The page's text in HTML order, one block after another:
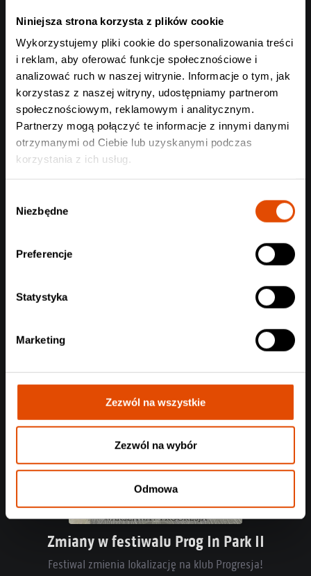
Niniejsza strona korzysta z plików cookie
Wykorzystujemy pliki cookie do spersonalizowania treści
i reklam, aby oferować funkcje społecznościowe i
analizować ruch w naszej witrynie. Informacje o tym, jak
korzystasz z naszej witryny, udostępniamy partnerom
społecznościowym, reklamowym i analitycznym.
Partnerzy mogą połączyć te informacje z innymi danymi
otrzymanymi od Ciebie lub uzyskanymi podczas
korzystania z ich usług.
zgody
Niezbędne
Preferencje
Statystyka
Marketing
Zezwól na wszystkie
Zezwól na wybór
Odmowa
Fix The Man wystąpi przed I Am Giant w
Zmiany w festiwalu Prog In Park II
Festiwal zmienia lokalizację na klub Progresja!